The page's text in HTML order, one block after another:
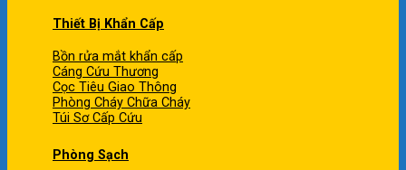
Thiết Bị Khẩn Cấp
Bồn rửa mắt khẩn cấp
Cáng Cứu Thương
Cọc Tiêu Giao Thông
Phòng Cháy Chữa Cháy
Túi Sơ Cấp Cứu
Phòng Sạch